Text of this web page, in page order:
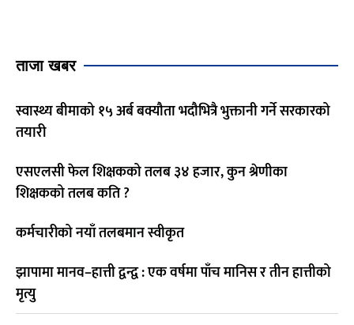
ताजा खबर
स्वास्थ्य बीमाको १५ अर्ब बक्यौता भदौभित्रै भुक्तानी गर्ने सरकारको
तयारी
एसएलसी फेल शिक्षकको तलब ३४ हजार, कुन श्रेणीका
शिक्षकको तलब कति ?
कर्मचारीको नयाँ तलबमान स्वीकृत
झापामा मानव–हात्ती द्वन्द्व : एक वर्षमा पाँच मानिस र तीन हात्तीको
मृत्यु